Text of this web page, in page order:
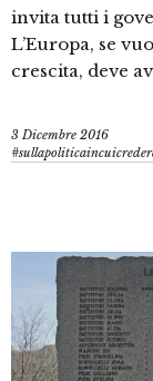
invita tutti i
L’Europa, se
crescita, deve
3 Dicembre 2016